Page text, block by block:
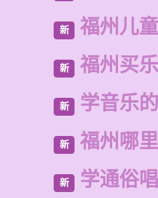
新 福州儿
新 福州买
新 学音乐
新 福州哪
新 学通俗